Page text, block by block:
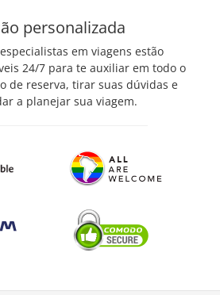
personalizada
em viagens estão
24/7 para te auxiliar em todo o
de reserva, tirar suas dúvidas e
a planejar sua viagem.